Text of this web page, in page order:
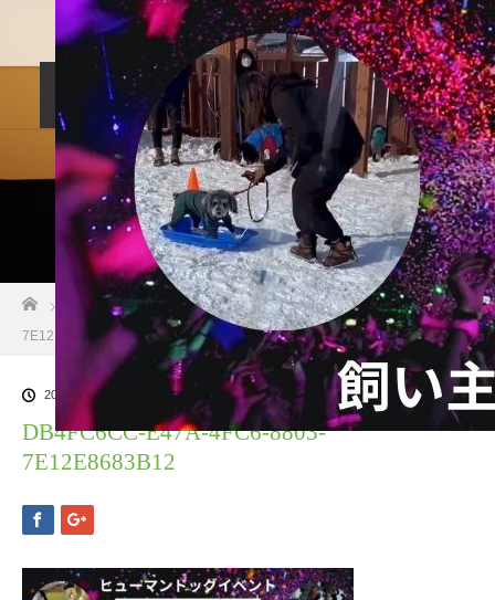
料金設定 プロフィル しつけ相談
預託トレーニング その他のご案内
お問い合わせ
ブログ一覧
DB4FC6CC-E47A-4FC6-8803-
7E12E8683B12
2024.01.14
DB4FC6CC-E47A-4FC6-8803-
7E12E8683B12